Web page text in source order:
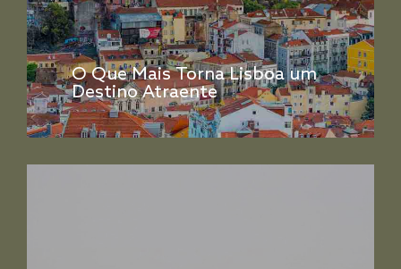
O Que Mais Torna Lisboa um
Destino Atraente